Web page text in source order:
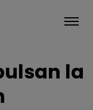
la